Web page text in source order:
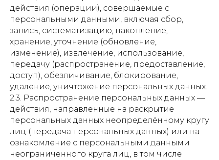
действия (операции), совершаемые с
персональными данными, включая сбор,
запись, систематизацию, накопление,
хранение, уточнение (обновление,
изменение), извлечение, использование,
передачу (распространение, предоставление,
доступ), обезличивание, блокирование,
удаление, уничтожение персональных данных.
2.3. Распространение персональных данных —
действия, направленные на раскрытие
персональных данных неопределённому кругу
лиц (передача персональных данных) или на
ознакомление с персональными данными
неограниченного круга лиц, в том числе